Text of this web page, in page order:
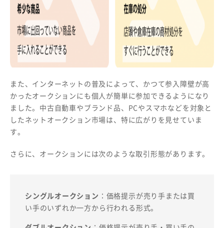
また、インターネットの普及によって、かつて参入障壁が高
かったオークションにも個人が簡単に参加できるようになり
ました。中古自動車やブランド品、PCやスマホなどを対象と
したネットオークション市場は、特に広がりを見せていま
す。
さらに、オークションには次のような取引形態があります。
シングルオークション ：価格提示が売り手または買
い手のいずれか一方から行われる形式。